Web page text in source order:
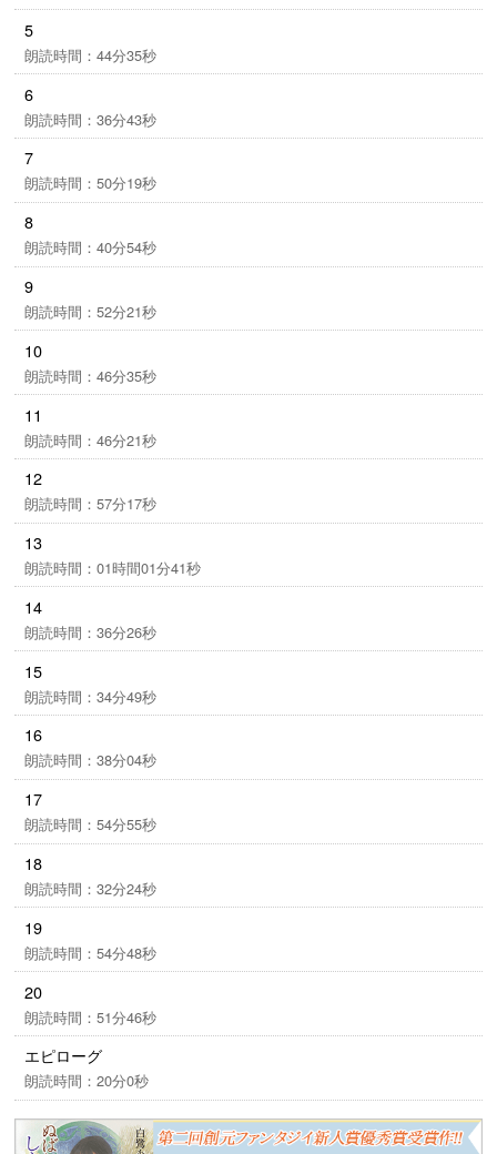
5
朗読時間：44分35秒
6
朗読時間：36分43秒
7
朗読時間：50分19秒
8
朗読時間：40分54秒
9
朗読時間：52分21秒
10
朗読時間：46分35秒
11
朗読時間：46分21秒
12
朗読時間：57分17秒
13
朗読時間：01時間01分41秒
14
朗読時間：36分26秒
15
朗読時間：34分49秒
16
朗読時間：38分04秒
17
朗読時間：54分55秒
18
朗読時間：32分24秒
19
朗読時間：54分48秒
20
朗読時間：51分46秒
エピローグ
朗読時間：20分0秒